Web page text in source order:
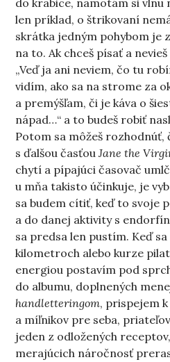
do krabice, namotám si vlnu
len príklad, o štrikovaní
skrátka jedným pohybom je
na to. Ak chceš písať a
„Veď ja ani neviem, čo tu
vidím, ako sa na strome za
a premýšľam, či je káva o
nápad…“ a to budeš robiť
Potom sa môžeš rozhodnúť,
s ďalšou časťouJane the
chytí a pípajúci časovač
u mňa takisto účinkuje, je
sa budem cítiť, keď to svoje
a do danej aktivity s
sa predsa len pustím. Keď
kilometroch alebo kurze
energiou postavím pod
do albumu, doplnených
handletteringom, prispejem
a míľnikov pre seba,
jeden z odložených
merajúcich náročnosť